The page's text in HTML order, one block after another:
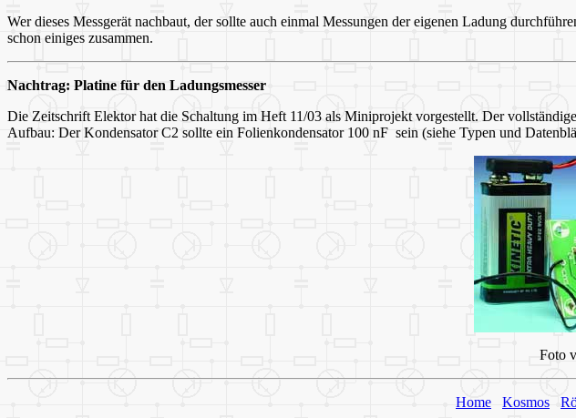
Wer dieses Messgerät nachbaut, der sollte auch einmal Messungen der eigenen Ladung
schon einiges zusammen.
Nachtrag: Platine für den Ladungsmesser
Die Zeitschrift Elektor hat die Schaltung im Heft 11/03 als Miniprojekt vorgestellt. Der
Aufbau: Der Kondensator C2 sollte ein Folienkondensator 100 nF sein (siehe Typen und
Foto
Home Kosmos